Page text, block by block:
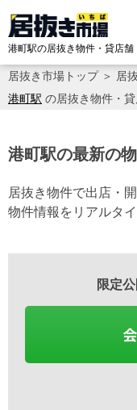
港町駅の居抜き物件・貸店
居抜き市場トップ＞ 居
港町駅 の居抜き物件・
港町駅の最新の
居抜き物件で出店・
物件情報をリアルタ
限定